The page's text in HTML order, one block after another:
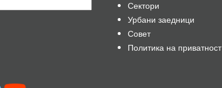
Сектори
Урбани заедници
Совет
Политика на приватност